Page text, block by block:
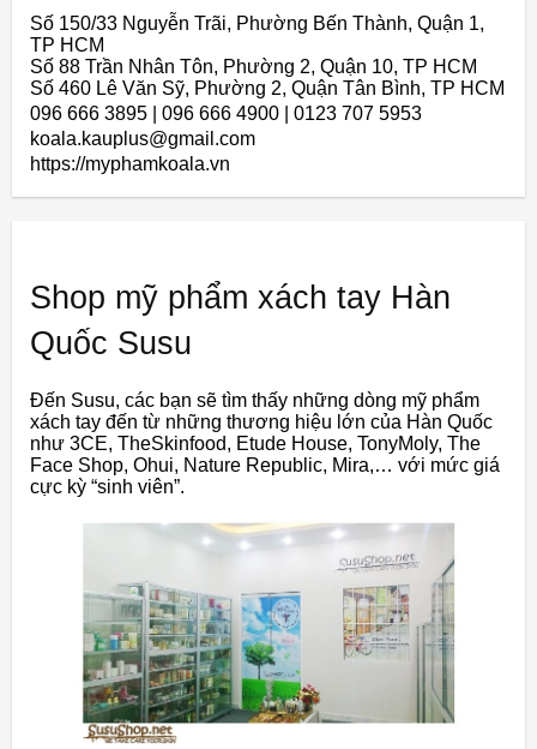
Số 150/33 Nguyễn Trãi, Phường Bến Thành, Quận 1,
TP HCM
Số 88 Trần Nhân Tôn, Phường 2, Quận 10, TP HCM
Số 460 Lê Văn Sỹ, Phường 2, Quận Tân Bình, TP HCM
096 666 3895 | 096 666 4900 | 0123 707 5953
koala.kauplus@gmail.com
https://myphamkoala.vn
Shop mỹ phẩm xách tay Hàn
Quốc Susu
Đến Susu, các bạn sẽ tìm thấy những dòng mỹ phẩm
xách tay đến từ những thương hiệu lớn của Hàn Quốc
như 3CE, TheSkinfood, Etude House, TonyMoly, The
Face Shop, Ohui, Nature Republic, Mira,… với mức giá
cực kỳ “sinh viên”.